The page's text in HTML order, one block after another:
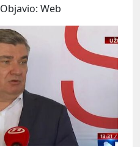
Objavio: Web